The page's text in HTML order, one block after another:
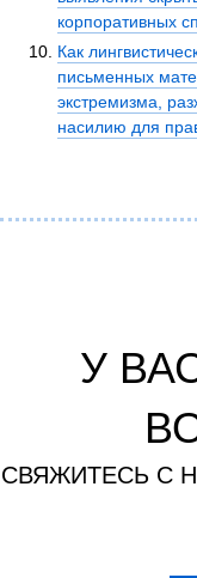
корпоративных
Как
письменных
экстремизма,
насилию для
У
СВЯЖИТЕСЬ С